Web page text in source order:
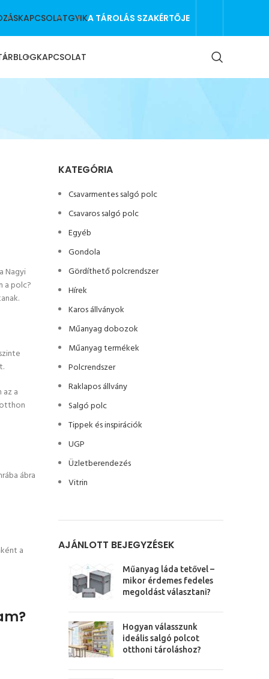
KAPCSOLATGYIKA TÁROLÁS SZAKÉRTŐJE
BLOGKAPCSOLAT
Nagyi
a polc?
a
a
KATEGÓRIA
Csavarmentes salgó polc
Csavaros salgó polc
Egyéb
Gondola
Gördíthető polcrendszer
Hírek
Karos állványok
Műanyag dobozok
Műanyag termékek
Polcrendszer
Raklapos állvány
Salgó polc
Tippek és inspirációk
UGP
Üzletberendezés
Vitrin
AJÁNLOTT BEJEGYZÉSEK
Műanyag láda tetővel –
mikor érdemes fedeles
megoldást választani?
Hogyan válasszunk
ideális salgó polcot
otthoni tároláshoz?